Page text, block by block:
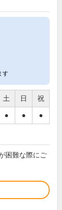
す
土 日 祝
● ● ●
困難な際にご